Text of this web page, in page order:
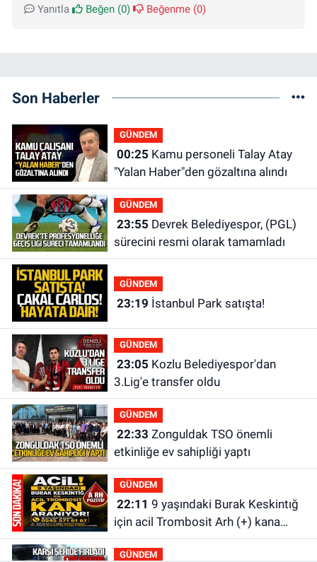
Yanıtla Beğen (0) Beğenme (0)
Son Haberler
GÜNDEM
00:25
"Yalan Haber"den gözaltına alındı
GÜNDEM
23:55
sürecini resmi olarak tamamladı
GÜNDEM
23:19 İstanbul Park satışta!
GÜNDEM
23:05
3.Lig'e transfer oldu
GÜNDEM
22:33
etkinliğe ev sahipliği yaptı
GÜNDEM
22:11
için acil Trombosit Arh (+) kana
ihtiyaç var
GÜNDEM